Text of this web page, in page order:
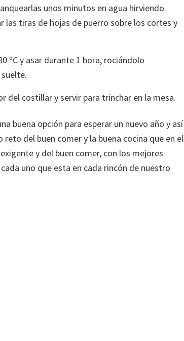
unos minutos en agua hirviendo.
las tiras de hojas de puerro sobre los cortes y
ºC y asar durante 1 hora, rociándolo
del costillar y servir para trinchar en la mesa.
buena opción para esperar un nuevo año y así
del buen comer y la buena cocina que en el
y del buen comer, con los mejores
uno que esta en cada rincón de nuestro